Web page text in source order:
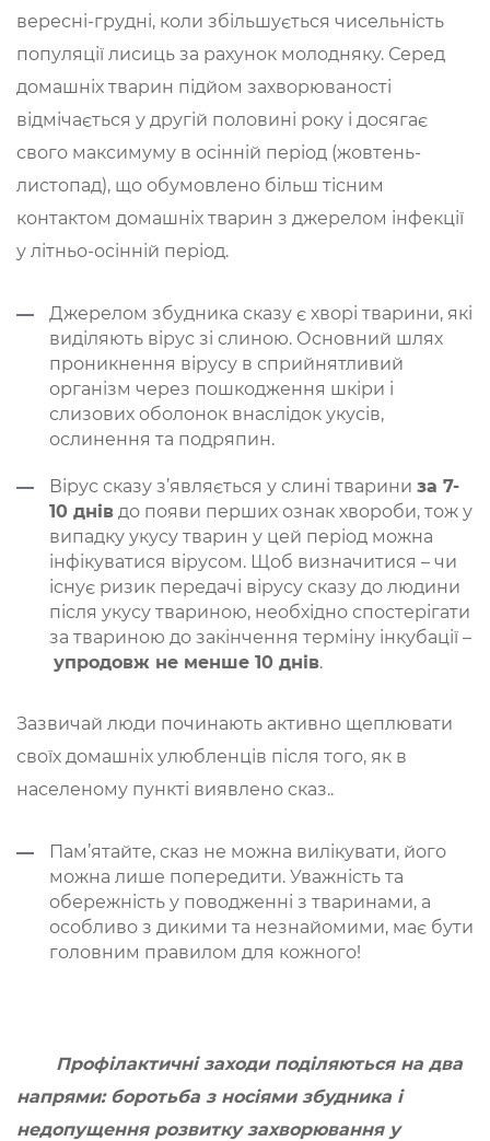
вересні-грудні, коли збільшується чисельність
популяції лисиць за рахунок молодняку. Серед
домашніх тварин підйом захворюваності
відмічається у другій половині року і досягає
свого максимуму в осінній період (жовтень-
листопад), що обумовлено більш тісним
контактом домашніх тварин з джерелом інфекції
у літньо-осінній період.
Джерелом збудника сказу є хворі тварини, які
виділяють вірус зі слиною. Основний шлях
проникнення вірусу в сприйнятливий
організм через пошкодження шкіри і
слизових оболонок внаслідок укусів,
ослинення та подряпин.
Вірус сказу з’являється у слині тварини за 7-
10 днів до появи перших ознак хвороби, тож у
випадку укусу тварин у цей період можна
інфікуватися вірусом. Щоб визначитися – чи
існує ризик передачі вірусу сказу до людини
після укусу твариною, необхідно спостерігати
за твариною до закінчення терміну інкубації –
упродовж не менше 10 днів.
Зазвичай люди починають активно щеплювати
своїх домашніх улюбленців після того, як в
населеному пункті виявлено сказ..
Пам’ятайте, сказ не можна вилікувати, його
можна лише попередити. Уважність та
обережність у поводженні з тваринами, а
особливо з дикими та незнайомими, має бути
головним правилом для кожного!
Профілактичні заходи поділяються на два
напрями: боротьба з носіями збудника і
недопущення розвитку захворювання у